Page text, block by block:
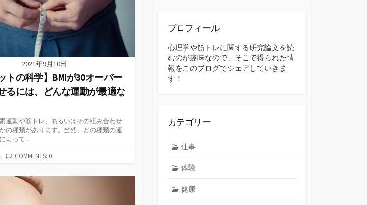
2021年9月10日
トの科学】BMIが30オーバー
るには、どんな運動が最適な
運動や筋トレ、あるいはその組み合わせ
の種類があります。当然、どの種類の運
よって...
COMMENTS: 0
プロフィール
心理学や筋トレに関する研究論文を読
むのが趣味なので、そこで得られた情
報をこのブログでシェアしていきま
す！
カテゴリー
仕事
体験
健康